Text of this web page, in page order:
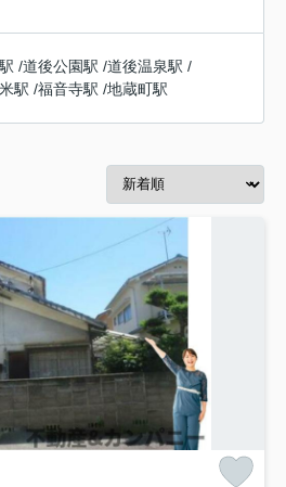
/道後公園駅 /道後温泉駅 /
駅 /福音寺駅 /地蔵町駅